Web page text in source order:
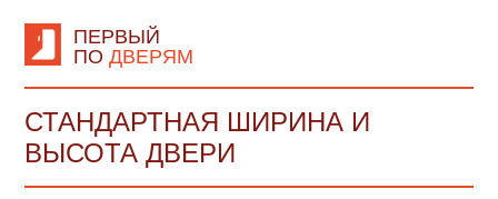
ПЕРВЫЙ
ПО ДВЕРЯМ
СТАНДАРТНАЯ ШИРИНА И
ВЫСОТА ДВЕРИ